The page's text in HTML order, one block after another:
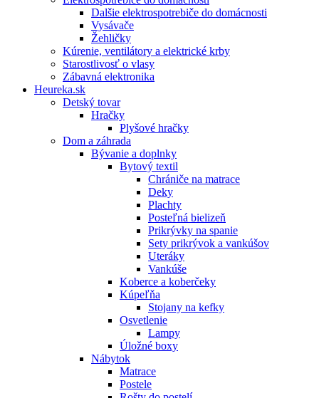
Dalšie elektrospotrebiče do domácnosti
Vysávače
Žehličky
Kúrenie, ventilátory a elektrické krby
Starostlivosť o vlasy
Zábavná elektronika
Heureka.sk
Detský tovar
Hračky
Plyšové hračky
Dom a záhrada
Bývanie a doplnky
Bytový textil
Chrániče na matrace
Deky
Plachty
Posteľná bielizeň
Prikrývky na spanie
Sety prikrývok a vankúšov
Uteráky
Vankúše
Koberce a koberčeky
Kúpeľňa
Stojany na kefky
Osvetlenie
Lampy
Úložné boxy
Nábytok
Matrace
Postele